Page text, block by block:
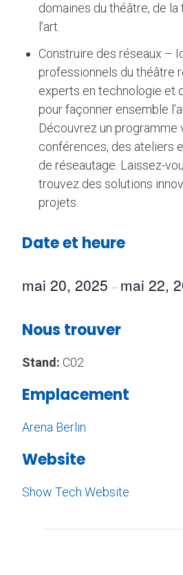
domaines du théâtre, de
l’art.
Construire des réseaux –
professionnels du théâtre
experts en technologie et
pour façonner ensemble
Découvrez un programme
conférences, des ateliers
de réseautage. Laissez-
trouvez des solutions
projets.
Date et heure
mai 20, 2025 – mai 22,
Nous trouver
Stand: C02
Emplacement
Arena Berlin
Website
Show Tech Website